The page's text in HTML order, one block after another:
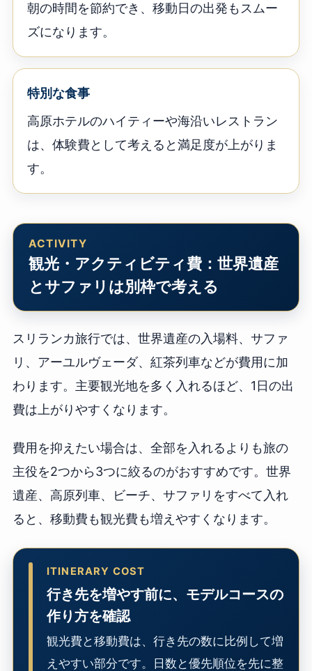
朝の時間を節約でき、移動日の出発もスムー
ズになります。
特別な食事
高原ホテルのハイティーや海沿いレストラン
は、体験費として考えると満足度が上がりま
す。
観光・アクティビティ費：世界遺産
とサファリは別枠で考える
スリランカ旅行では、世界遺産の入場料、サファ
リ、アーユルヴェーダ、紅茶列車などが費用に加
わります。主要観光地を多く入れるほど、1日の出
費は上がりやすくなります。
費用を抑えたい場合は、全部を入れるよりも旅の
主役を2つから3つに絞るのがおすすめです。世界
遺産、高原列車、ビーチ、サファリをすべて入れ
ると、移動費も観光費も増えやすくなります。
ITINERARY COST
行き先を増やす前に、モデルコースの
作り方を確認
観光費と移動費は、行き先の数に比例して増
えやすい部分です。日数と優先順位を先に整